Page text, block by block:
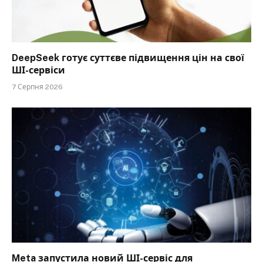
DeepSeek готує суттєве підвищення цін на свої
ШІ-сервіси
7 Серпня 2026
Meta запустила новий ШІ-сервіс для